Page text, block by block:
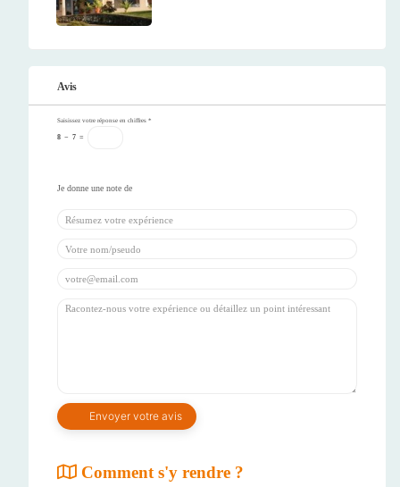
Avis
Saisissez votre réponse en chiffres *
8 − 7 =
Comment s'y rendre ?